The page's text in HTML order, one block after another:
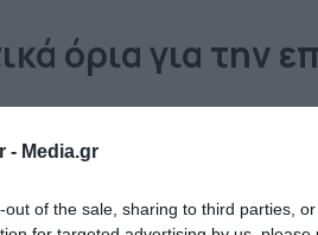
- Media.gr
out of the sale, sharing to third parties,
όρια για την
για την επιδότηση με τη